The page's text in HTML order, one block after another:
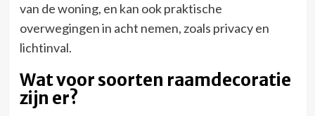
van de woning, en kan ook praktische
overwegingen in acht nemen, zoals privacy en
lichtinval.
Wat voor soorten raamdecoratie
zijn er?